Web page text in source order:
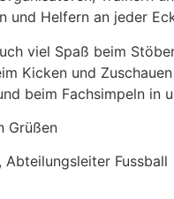
und Helfern an jeder
viel Spaß beim
Kicken und
beim Fachsimpeln in
Grüßen
Fussball